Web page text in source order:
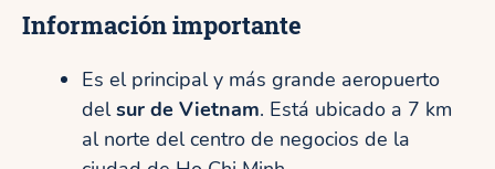
Información importante
Es el principal y más grande aeropuerto
delsur de Vietnam. Está ubicado a 7 km
al norte del centro de negocios de la